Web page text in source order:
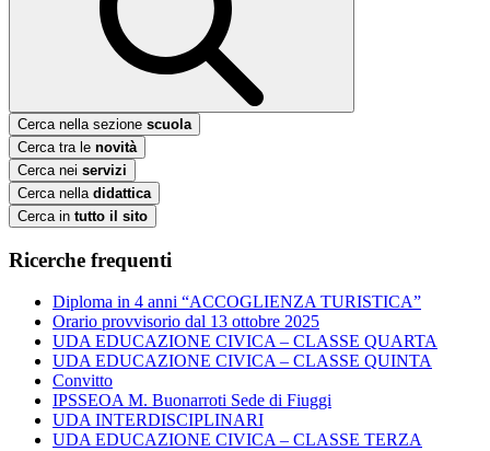
Cerca nella sezione scuola
Cerca tra le novità
Cerca nei servizi
Cerca nella didattica
Cerca in tutto il sito
Ricerche frequenti
Diploma in 4 anni “ACCOGLIENZA TURISTICA”
Orario provvisorio dal 13 ottobre 2025
UDA EDUCAZIONE CIVICA – CLASSE QUARTA
UDA EDUCAZIONE CIVICA – CLASSE QUINTA
Convitto
IPSSEOA M. Buonarroti Sede di Fiuggi
UDA INTERDISCIPLINARI
UDA EDUCAZIONE CIVICA – CLASSE TERZA